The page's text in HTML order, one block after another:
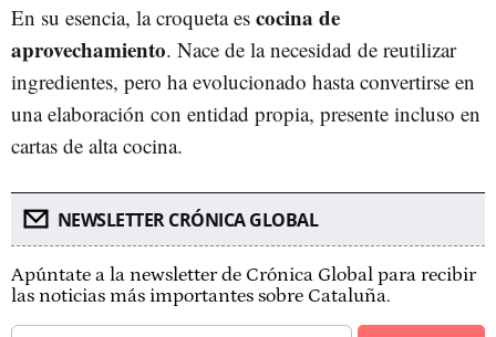
En su esencia, la croqueta es cocina de
aprovechamiento. Nace de la necesidad de reutilizar
ingredientes, pero ha evolucionado hasta convertirse en
una elaboración con entidad propia, presente incluso en
cartas de alta cocina.
NEWSLETTER CRÓNICA GLOBAL
Apúntate a la newsletter de Crónica Global para recibir
las noticias más importantes sobre Cataluña.